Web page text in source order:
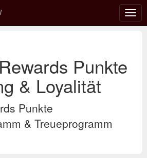
ein-/
Punkte
& Loyalität
Punkte
& Treueprogramm